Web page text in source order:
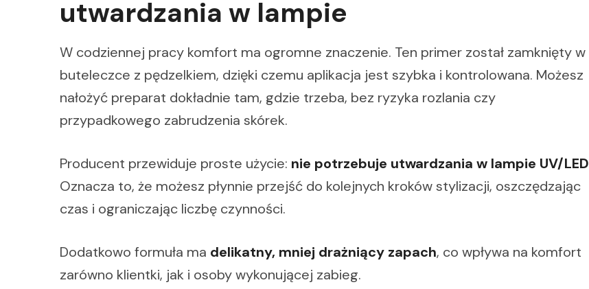
utwardzania w lampie
W codziennej pracy komfort ma ogromne znaczenie. Ten primer został zamknięty w
buteleczce z pędzelkiem, dzięki czemu aplikacja jest szybka i kontrolowana. Możesz
nałożyć preparat dokładnie tam, gdzie trzeba, bez ryzyka rozlania czy
przypadkowego zabrudzenia skórek.
Producent przewiduje proste użycie: nie potrzebuje utwardzania w lampie UV/LED
Oznacza to, że możesz płynnie przejść do kolejnych kroków stylizacji, oszczędzając
czas i ograniczając liczbę czynności.
Dodatkowo formuła ma delikatny, mniej drażniący zapach, co wpływa na komfort
zarówno klientki, jak i osoby wykonującej zabieg.